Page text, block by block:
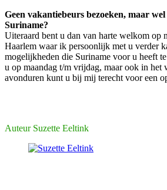
Geen vakantiebeurs bezoeken, maar
Suriname?
Uiteraard bent u dan van harte welkom op
Haarlem waar ik persoonlijk met u verder
mogelijkheden die Suriname voor u heeft
u op maandag t/m vrijdag, maar ook in het
avonduren kunt u bij mij terecht voor een
Auteur Suzette Eeltink